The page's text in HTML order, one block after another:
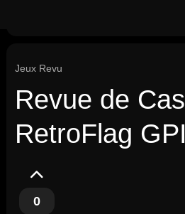
Jeux Revu
Revue de Cas
RetroFlag GPI
0